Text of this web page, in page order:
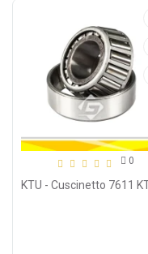
0
KTU - Cuscinetto 7611